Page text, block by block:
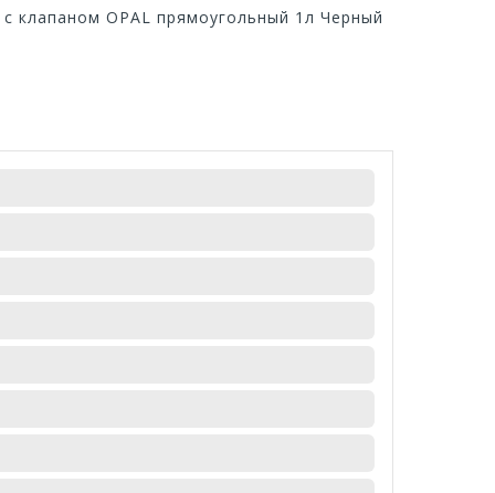
клапаном OPAL прямоугольный 1л Черный